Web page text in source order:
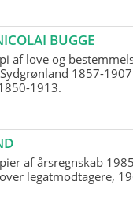
BUGGE
af love og
1857-
1913.
af årsregnskab
legatmodtagere,